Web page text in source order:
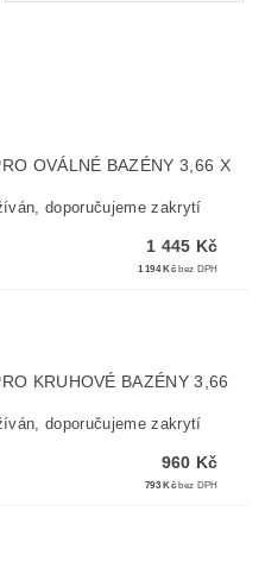
OVÁLNÉ BAZÉNY 3,66 X
doporučujeme zakrytí
1 445 Kč
1 194 Kč bez DPH
KRUHOVÉ BAZÉNY 3,66
doporučujeme zakrytí
960 Kč
793 Kč bez DPH